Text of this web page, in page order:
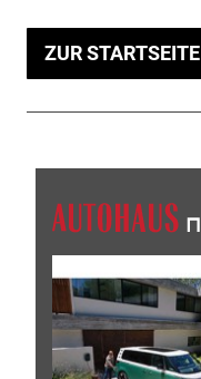
ZUR STARTSEITE